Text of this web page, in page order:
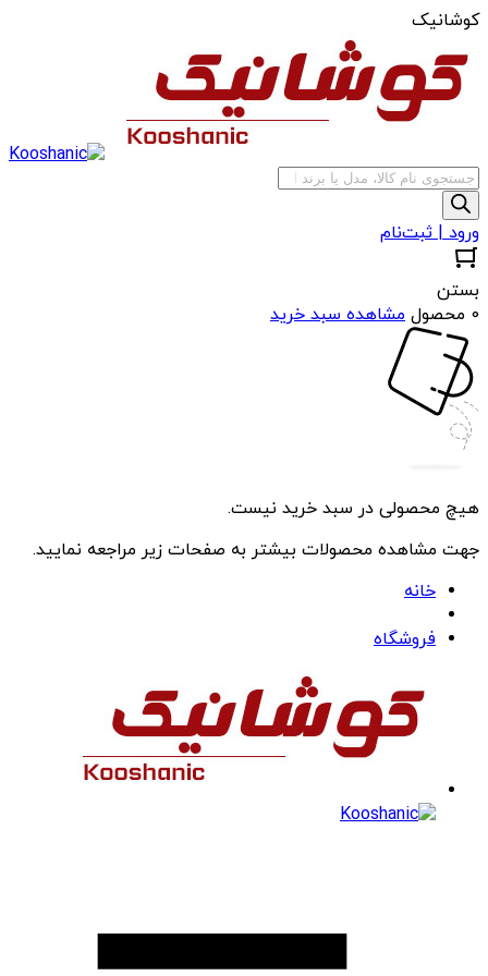
کوشانیک
جستجوی
محصولات
ورود | ثبت‌نام
بستن
0 محصول
مشاهده سبد خرید
هیچ محصولی در سبد خرید نیست.
جهت مشاهده محصولات بیشتر به صفحات زیر مراجعه نمایید.
خانه
فروشگاه